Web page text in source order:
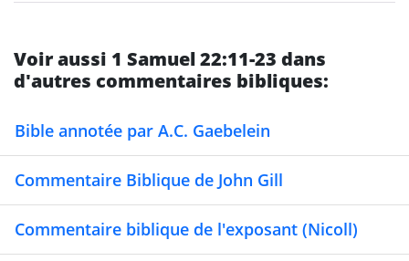
Voir aussi 1 Samuel 22:11-23 dans
d'autres commentaires bibliques:
Bible annotée par A.C. Gaebelein
Commentaire Biblique de John Gill
Commentaire biblique de l'exposant (Nicoll)